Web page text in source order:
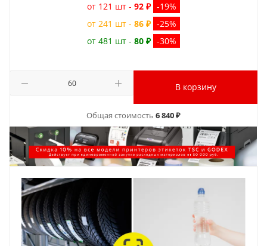
от 121 шт - 92 ₽ -19%
от 241 шт - 86 ₽ -25%
от 481 шт - 80 ₽ -30%
В корзину
Общая стоимость 6 840 ₽